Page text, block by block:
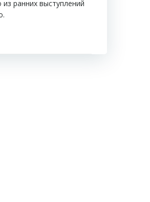
ранних выступлений